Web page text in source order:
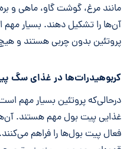
مانند مرغ، گوشت گاو، ماهی و
آن‌ها را تشکیل دهند. بسیار
پروتئین بدون چربی هستند و
کربوهیدرات‌ها در غذای سگ
درحالی‌که پروتئین بسیار مهم
غذایی پیت بول مهم هستند.
فعال پیت بول‌ها را فراهم